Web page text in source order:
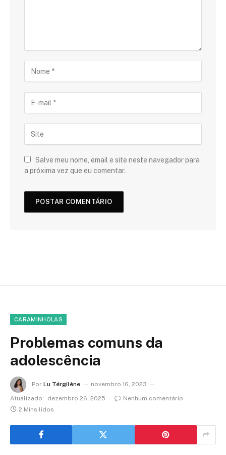
Salve meu nome, email e site neste navegador para
a próxima vez que eu comentar.
CARAMINHOLAS
Problemas comuns da
adolescência
Por Lu Térgilêne
novembro 16, 2023
Atualizado:
dezembro 26, 2025
Nenhum comentário
2 Mins lidos